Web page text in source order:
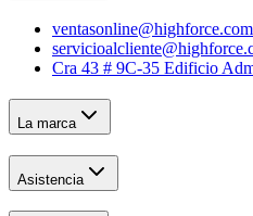
Cra 43 # 9C-35 Edificio
La marca
Asistencia